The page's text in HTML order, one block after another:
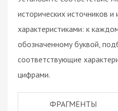
исторических источников и
характеристиками: к
обозначенному буквой,
соответствующие
цифрами.
ФРАГМЕНТЫ